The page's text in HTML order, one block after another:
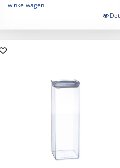
winkelwagen